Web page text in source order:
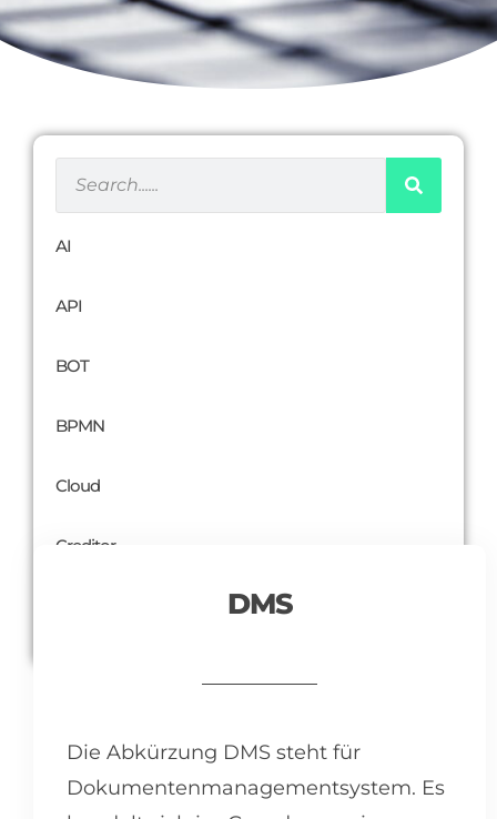
AI
API
BOT
BPMN
Cloud
Creditor
More
DMS
Die Abkürzung DMS steht für
Dokumentenmanagementsystem. Es